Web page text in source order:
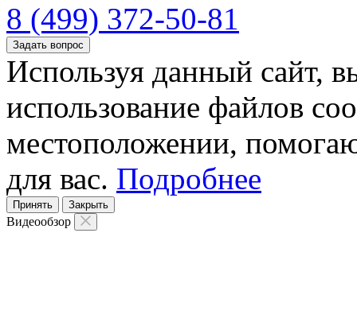
8 (499) 372-50-81
Задать вопрос
Используя данный сайт,
использование файлов
местоположении,
для вас. Подробнее
Принять Закрыть
Видеообзор